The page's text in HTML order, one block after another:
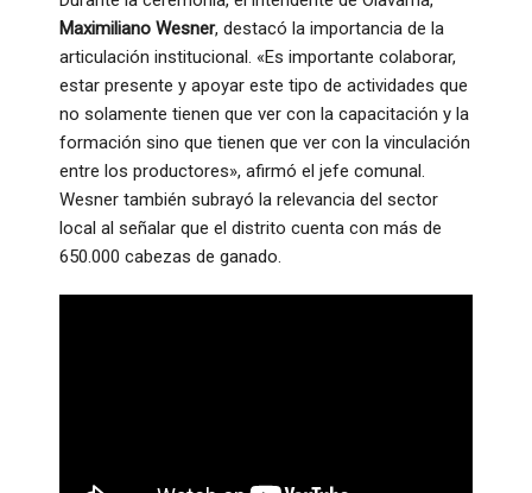
Maximiliano Wesner, destacó la importancia de la
articulación institucional. «Es importante colaborar,
estar presente y apoyar este tipo de actividades que
no solamente tienen que ver con la capacitación y la
formación sino que tienen que ver con la vinculación
entre los productores», afirmó el jefe comunal.
Wesner también subrayó la relevancia del sector
local al señalar que el distrito cuenta con más de
650.000 cabezas de ganado.